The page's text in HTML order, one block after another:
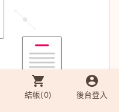
結帳(0) 後台登入